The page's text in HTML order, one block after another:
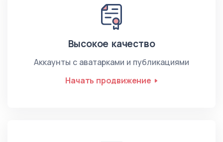
Высокое качество
Аккаунты с аватарками и публикациями
Начать продвижение